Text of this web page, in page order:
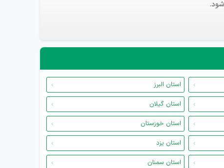
استان البرز
استان گیلان
استان خوزستان
استان یزد
استان سمنان